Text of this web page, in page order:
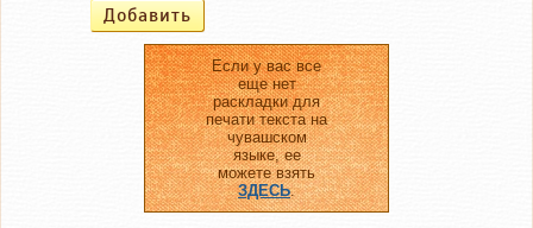
Если у вас все
еще нет
раскладки для
печати текста на
чувашском
языке, ее
можете взять
ЗДЕСЬ.